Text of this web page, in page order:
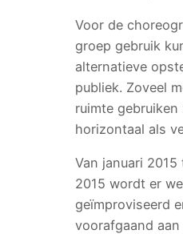
Voor de
groep gebruik
alternatieve
publiek. Zoveel
ruimte gebruiken
horizontaal als
Van januari
2015 wordt er
geïmproviseerd
voorafgaand